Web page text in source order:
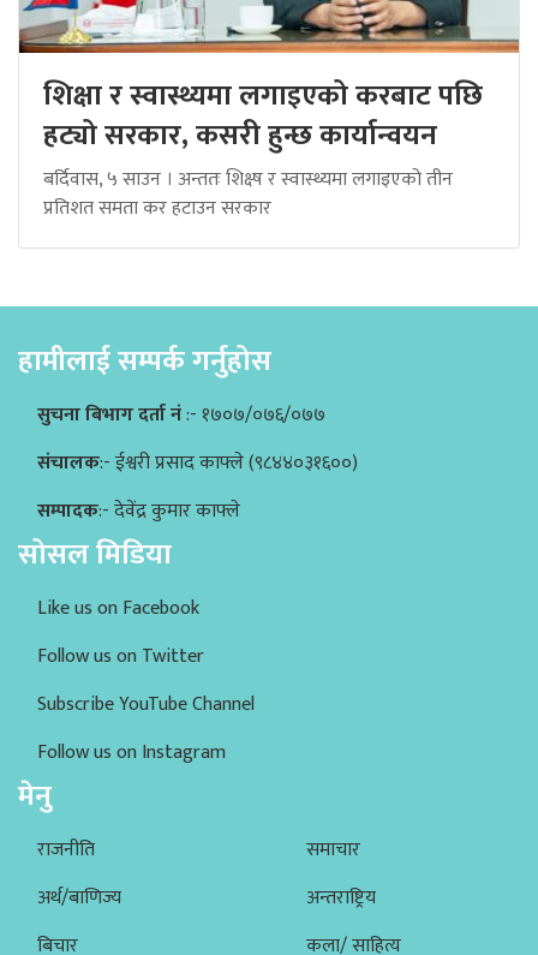
शिक्षा र स्वास्थ्यमा लगाइएको करबाट पछि
हट्यो सरकार, कसरी हुन्छ कार्यान्वयन
बर्दिवास, ५ साउन । अन्ततः शिक्ष्ष र स्वास्थ्यमा लगाइएको तीन
प्रतिशत समता कर हटाउन सरकार
हामीलाई सम्पर्क गर्नुहोस
सुचना बिभाग दर्ता नं:- १७०७/०७६/०७७
संचालक:- ईश्वरी प्रसाद काफ्ले (९८४४०३१६००)
सम्पादक:- देवेंद्र कुमार काफ्ले
सोसल मिडिया
Like us on Facebook
Follow us on Twitter
Subscribe YouTube Channel
Follow us on Instagram
मेनु
राजनीति
अर्थ/बाणिज्य
बिचार
समाचार
अन्तराष्ट्रिय
कला/ साहित्य